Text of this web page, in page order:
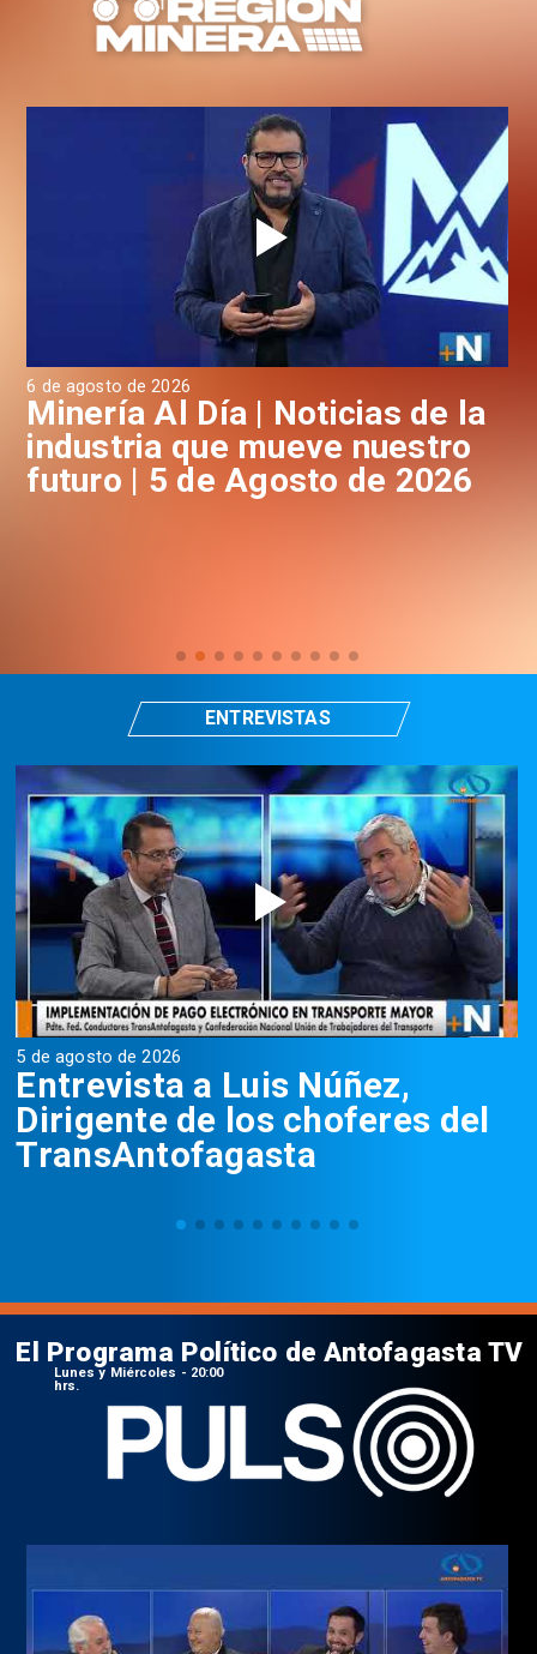
6 de agosto de 2026
Minería Al Día | Noticias de la
industria que mueve nuestro
futuro | 5 de Agosto de 2026
5 de agosto de 2026
Entrevista a Luis Núñez,
Dirigente de los choferes del
TransAntofagasta
ENTREVISTAS
El Programa Político de Antofagasta TV
Lunes y Miércoles - 20:00
hrs.